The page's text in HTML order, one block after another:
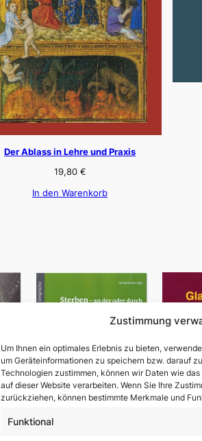
Zustimmung
Um Ihnen ein optimales Erlebnis zu bieten,
um Geräteinformationen zu speichern bzw. darauf
Technologien zustimmen, können wir Daten wie
auf dieser Website verarbeiten. Wenn Sie Ihre
zurückziehen, können bestimmte Merkmale und
Funktional
Der Ablass in Lehre und Praxis
19,80 €
In den Warenkorb